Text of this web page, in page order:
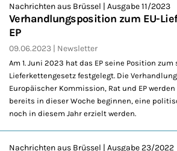
Nachrichten aus Brüssel | Ausgabe 11/2023
Verhandlungsposition zum EU-
EP
09.06.2023 Newsletter
Am 1. Juni 2023 hat das EP seine Position zum
Lieferkettengesetz festgelegt. Die
Europäischer Kommission, Rat und EP
bereits in dieser Woche beginnen, eine
noch in diesem Jahr erzielt werden.
Nachrichten aus Brüssel | Ausgabe 23/2022